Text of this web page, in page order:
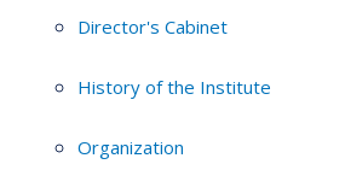
Director's Cabinet
History of the Institute
Organization